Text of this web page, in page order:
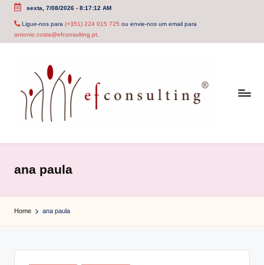
Skip
sexta, 7/08/2026- 8:17:12 AM
Ligue-nos para (+351) 224 015 725 ou envie-nos um email para
antonio.costa@efconsulting.pt.
c
o
n
u
ana paula
Home ana paula